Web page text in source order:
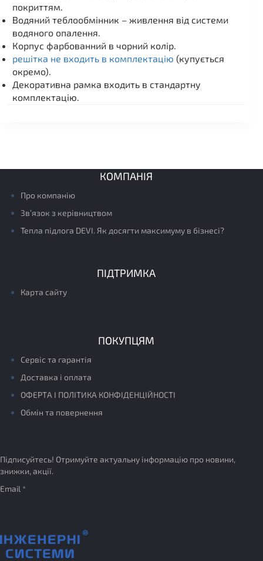
покриттям.
Водяний теблообмінник – живлення від системи
водяного опалення.
Корпус фарбованний в чорний колір.
решітка не входить в комплектацію (купується
окремо).
Декоративна рамка входить в стандартну
комплектацію.
КОМПАНІЯ
Про компанію
Зв’язок з керівництвом
Тепла підлога DEVI. Як досягти максимуму в бізнесі?
ПІДТРИМКА
Карта сайту
ПОКУПЦЯМ
Сервіс та гарантія
Доставка і оплата
ОФЕРТА І ПОЛІТИКА КОНФІДЕНЦІЙНОСТІ
Обмін та повернення
Підписуйтесь! Отримуйте актуальну інформацію про новини,
знижки, акції.
Email *